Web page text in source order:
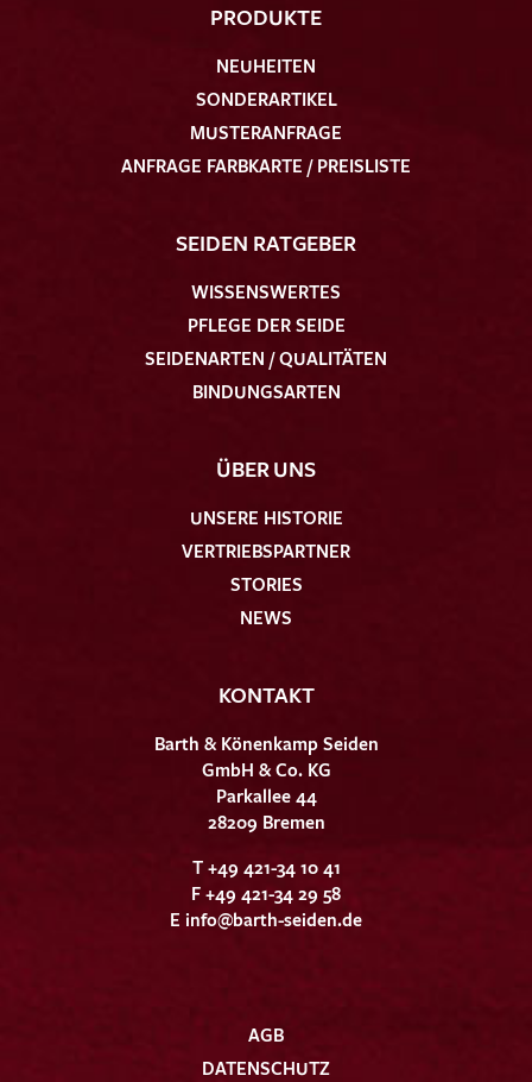
PRODUKTE
NEUHEITEN
SONDERARTIKEL
MUSTERANFRAGE
ANFRAGE FARBKARTE / PREISLISTE
SEIDEN RATGEBER
WISSENSWERTES
PFLEGE DER SEIDE
SEIDENARTEN / QUALITÄTEN
BINDUNGSARTEN
ÜBER UNS
UNSERE HISTORIE
VERTRIEBSPARTNER
STORIES
NEWS
KONTAKT
Barth & Könenkamp Seiden
GmbH & Co. KG
Parkallee 44
28209 Bremen
T +49 421-34 10 41
F +49 421-34 29 58
E info@barth-seiden.de
AGB
DATENSCHUTZ